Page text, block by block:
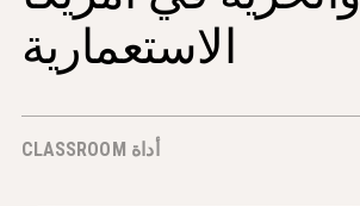
الاستعمارية
أداة CLASSROOM